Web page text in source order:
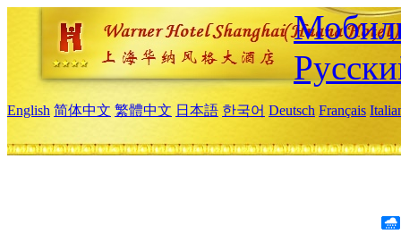
English 简体中文 繁體中文 日本語 한국어 Deutsch Français